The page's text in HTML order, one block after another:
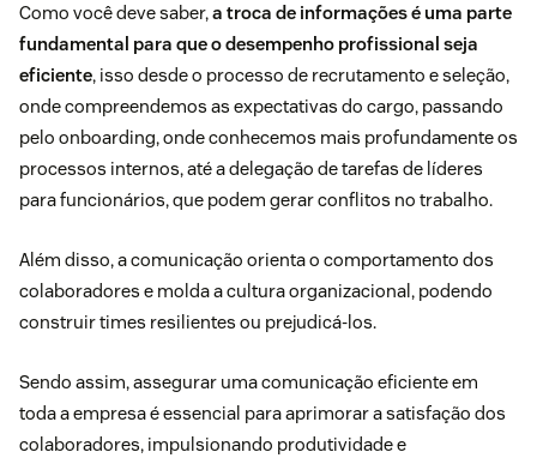
Como você deve saber,a troca de informações é uma parte
fundamental para que o desempenho profissional seja
eficiente, isso desde o processo de recrutamento e seleção,
onde compreendemos as expectativas do cargo, passando
pelo onboarding, onde conhecemos mais profundamente os
processos internos, até a delegação de tarefas de líderes
para funcionários, que podem gerar conflitos no trabalho.
Além disso, a comunicação orienta o comportamento dos
colaboradores e molda a cultura organizacional, podendo
construir times resilientes ou prejudicá-los.
Sendo assim, assegurar uma comunicação eficiente em
toda a empresa é essencial para aprimorar a satisfação dos
colaboradores, impulsionando produtividade e